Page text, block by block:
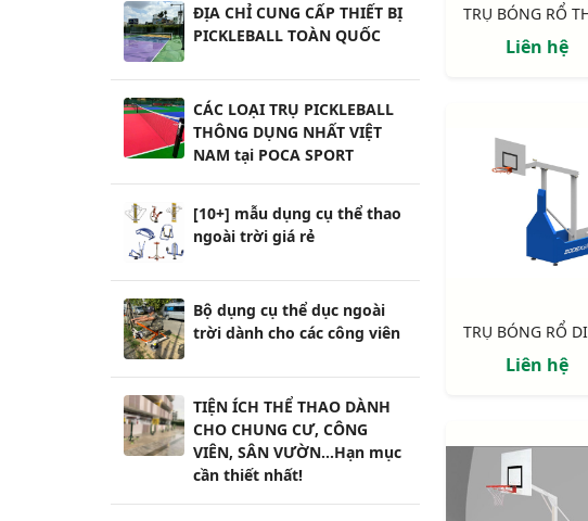
ĐỊA CHỈ CUNG CẤP THIẾT BỊ
PICKLEBALL TOÀN QUỐC
CÁC LOẠI TRỤ PICKLEBALL
THÔNG DỤNG NHẤT VIỆT
NAM tại POCA SPORT
[10+] mẫu dụng cụ thể thao
ngoài trời giá rẻ
Bộ dụng cụ thể dục ngoài
trời dành cho các công viên
TIỆN ÍCH THỂ THAO DÀNH
CHO CHUNG CƯ, CÔNG
VIÊN, SÂN VƯỜN...Hạn mục
cần thiết nhất!
Liên hệ
Liên hệ